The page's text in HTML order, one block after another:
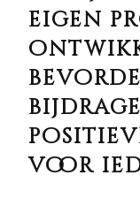
eigen
voor